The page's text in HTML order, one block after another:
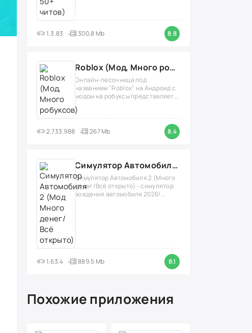
1.3.83 300,8 Mb 8.8
Roblox (Мод, Много робуксов)
Онлайн-песочница под
названием "Roblox" на Андроид с
модом на робуксы представляет
собой
2.733.988 267 Mb 8.4
Симулятор Автомобиля 2 (Мод Много денег/Всё открыто)
Симулятор Автомобиля 2 (Много
денег/Всё открыто) - симулятор
вождения автомобиля 2026!
1.63.4 889.5 Mb 8.1
Похожие приложения